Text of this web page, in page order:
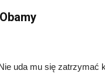
uda mu się zatrzymać